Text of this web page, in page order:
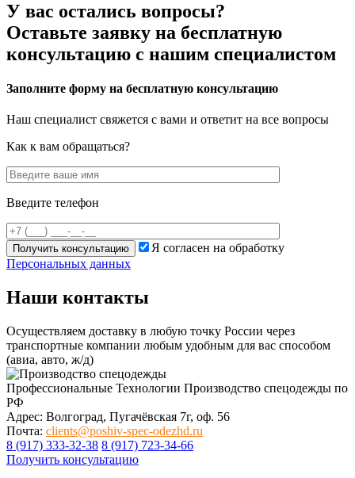
У вас остались вопросы?
Оставьте заявку на бесплатную
консультацию с нашим специалистом
Заполните форму на бесплатную консультацию
Наш специалист свяжется с вами и ответит на все вопросы
Как к вам обращаться?
Введите телефон
Я согласен на обработку
Персональных данных
Наши контакты
Осуществляем доставку в любую точку России через
транспортные компании любым удобным для вас способом
(авиа, авто, ж/д)
Профессиональные Технологии Производство спецодежды по
РФ
Адрес: Волгоград, Пугачёвская 7г, оф. 56
Почта: clients@poshiv-spec-odezhd.ru
8 (917) 333-32-38 8 (917) 723-34-66
Получить консультацию